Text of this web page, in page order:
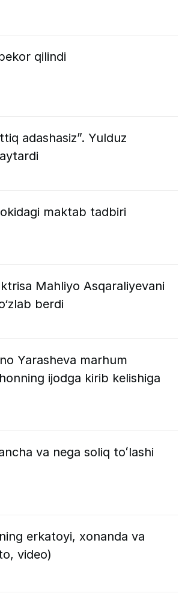
qilindi
adashasiz”. Yulduz
maktab tadbiri
Mahliyo Asqaraliyevani
berdi
Yarasheva marhum
ijodga kirib kelishiga
va nega soliq toʻlashi
erkatoyi, xonanda va
video)